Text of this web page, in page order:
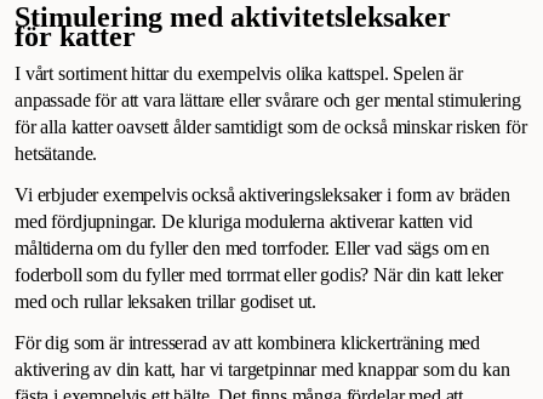
Stimulering med aktivitetsleksaker
för katter
I vårt sortiment hittar du exempelvis olika kattspel. Spelen är
anpassade för att vara lättare eller svårare och ger mental stimulering
för alla katter oavsett ålder samtidigt som de också minskar risken för
hetsätande.
Vi erbjuder exempelvis också aktiveringsleksaker i form av bräden
med fördjupningar. De kluriga modulerna aktiverar katten vid
måltiderna om du fyller den med torrfoder. Eller vad sägs om en
foderboll som du fyller med torrmat eller godis? När din katt leker
med och rullar leksaken trillar godiset ut.
För dig som är intresserad av att kombinera klickerträning med
aktivering av din katt, har vi targetpinnar med knappar som du kan